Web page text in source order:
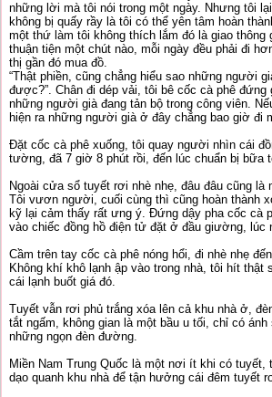
những lời mà tôi nói trong một ngày. Nhưng tôi
không bị quấy rầy là tôi có thể yên tâm hoàn
một thứ làm tôi không thích lắm đó là giao thông
thuận tiện một chút nào, mỗi ngày đều phải đi
thị gần đó mua đồ.
“Thật phiền, cũng chẳng hiểu sao những người
được?”. Chân đi dép vải, tôi bê cốc cà phê
những người già đang tản bộ trong công viên.
hiện ra những người già ở đây chẳng bao giờ đi
Đặt cốc cà phê xuống, tôi quay người nhìn cái
tường, đã 7 giờ 8 phút rồi, đến lúc chuẩn bị bữa
Ngoài cửa sổ tuyết rơi nhè nhẹ, đâu đâu cũng là
Tôi vươn người, cuối cùng thì cũng hoàn thành
kỹ lại cảm thấy rất ưng ý. Đứng dậy pha cốc cà
vào chiếc đồng hồ điện tử đặt ở đầu giường, lúc
Cầm trên tay cốc cà phê nóng hổi, đi nhè nhẹ
Không khí khô lạnh ập vào trong nhà, tôi hít thật
cái lạnh buốt giá đó.
Tuyết vẫn rơi phủ trắng xóa lên cả khu nhà ở,
tắt ngấm, không gian là một bầu u tối, chỉ có
những ngọn đèn đường.
Miền Nam Trung Quốc là một nơi ít khi có tuyết,
dạo quanh khu nhà để tận hưởng cái đêm tuyết